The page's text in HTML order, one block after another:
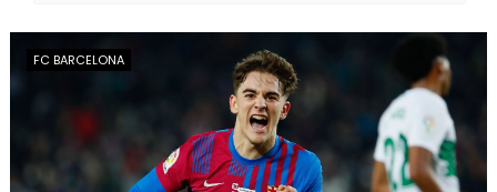
FC BARCELONA